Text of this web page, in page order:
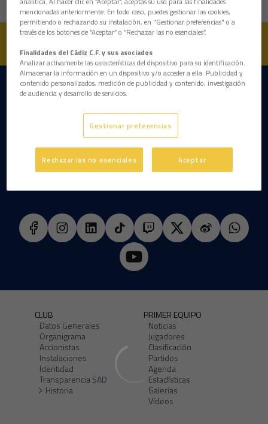
DESCARGAR LA APP AHORA
CLUB
Datos Generales
Organigrama
Accionistas
Instalaciones
Identidad
Transparencia SAD
Historia
PRIMER EQUIPO
Noticias
Jugadores
Clasificación
Partidos
Agenda
Estadísticas
Galerías
Vídeos
mencionadas anteriormente. En todo caso, puedes gestionar las cookies,
permitiendo o rechazando su instalación, en "Gestionar preferencias" o a
través de los botones de “Aceptar” o “Rechazar las no esenciales”.
Finalidades del Cádiz C.F. y sus asociados
Analizar activamente las características del dispositivo para su identificación.
Almacenar la información en un dispositivo y/o acceder a ella. Publicidad y
contenido personalizados, medición de publicidad y contenido, investigación
de audiencia y desarrollo de servicios.
Gestionar preferencias
Rechazar las no esenciales Aceptar